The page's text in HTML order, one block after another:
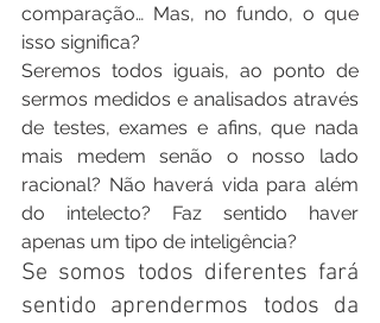
comparação… Mas, no fundo, o que
isso significa?
Seremos todos iguais, ao ponto de
sermos medidos e analisados através
de testes, exames e afins, que nada
mais medem senão o nosso lado
racional? Não haverá vida para além
do intelecto? Faz sentido haver
apenas um tipo de inteligência?
Se somos todos diferentes fará
sentido aprendermos todos da